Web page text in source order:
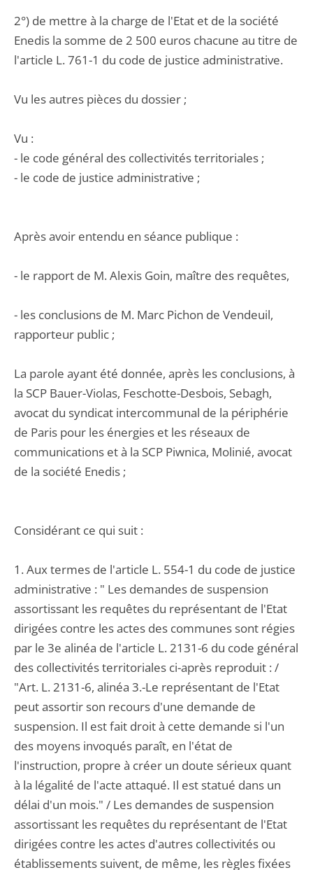
2°) de mettre à la charge de l'Etat et de la société
Enedis la somme de 2 500 euros chacune au titre de
l'article L. 761-1 du code de justice administrative.
Vu les autres pièces du dossier ;
Vu :
- le code général des collectivités territoriales ;
- le code de justice administrative ;
Après avoir entendu en séance publique :
- le rapport de M. Alexis Goin, maître des requêtes,
- les conclusions de M. Marc Pichon de Vendeuil,
rapporteur public ;
La parole ayant été donnée, après les conclusions, à
la SCP Bauer-Violas, Feschotte-Desbois, Sebagh,
avocat du syndicat intercommunal de la périphérie
de Paris pour les énergies et les réseaux de
communications et à la SCP Piwnica, Molinié, avocat
de la société Enedis ;
Considérant ce qui suit :
1. Aux termes de l'article L. 554-1 du code de justice
administrative : " Les demandes de suspension
assortissant les requêtes du représentant de l'Etat
dirigées contre les actes des communes sont régies
par le 3e alinéa de l'article L. 2131-6 du code général
des collectivités territoriales ci-après reproduit : /
"Art. L. 2131-6, alinéa 3.-Le représentant de l'Etat
peut assortir son recours d'une demande de
suspension. Il est fait droit à cette demande si l'un
des moyens invoqués paraît, en l'état de
l'instruction, propre à créer un doute sérieux quant
à la légalité de l'acte attaqué. Il est statué dans un
délai d'un mois." / Les demandes de suspension
assortissant les requêtes du représentant de l'Etat
dirigées contre les actes d'autres collectivités ou
établissements suivent, de même, les règles fixées